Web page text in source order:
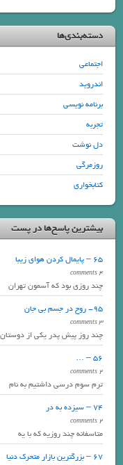
دسته‌بندی‌ها
اجتماعی
اندروید
برنامه نویسی
تجربه
دل نوشت
روزمرگی
کتابخواری
بیشترین پاسخ‌ها در پست
65 – پایمال کردن هوای زیبا
4 comments
چند روزی بود که آسمون تهران
95- روح در جسم بی جان
3 comments
چند روز پیش پدر یکی از دوستان
56 – …
2 comments
ترم سوم درسی داشتیم به نام
74 – سیزده به در
2 comments
متاسفانه چند روزیه که با یه
67 – بزرگترین بازار متحرک دنیا